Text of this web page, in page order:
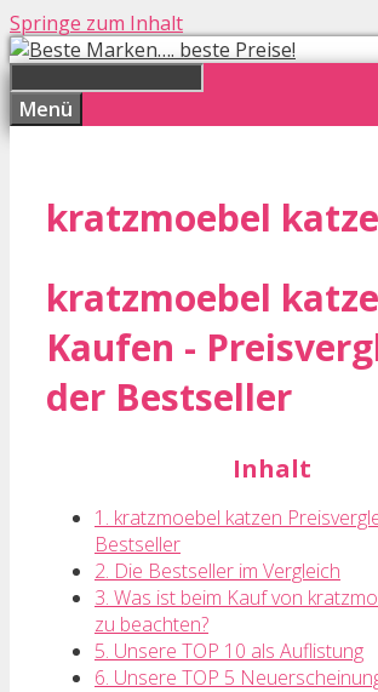
Springe zum Inhalt
Menü
kratzmoebel
kratzmoebel
Kaufen -
der Bestseller
Inhalt
1. kratzmoebel katzen
Bestseller
2. Die Bestseller im Vergleich
3. Was ist beim Kauf von
zu beachten?
5. Unsere TOP 10 als Auflistung
6. Unsere TOP 5